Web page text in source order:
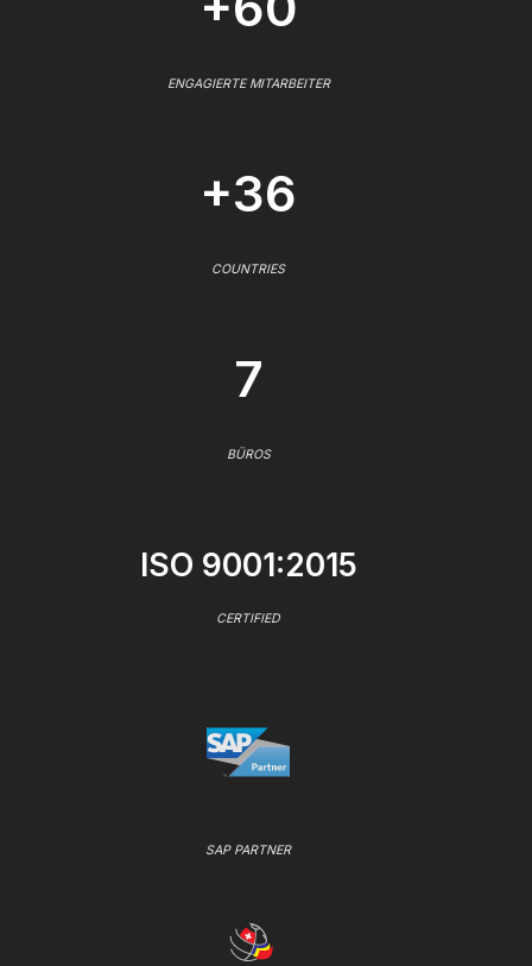
ENGAGIERTE MITARBEITER
+36
COUNTRIES
7
BÜROS
ISO 9001:2015
CERTIFIED
SAP PARTNER